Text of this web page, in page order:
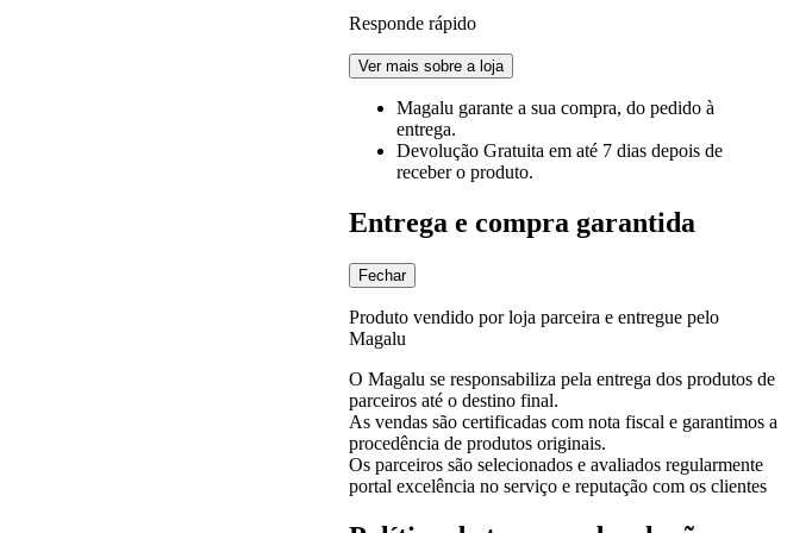
Responde rápido
Ver mais sobre a loja
Magalu garante a sua compra, do pedido à
entrega.
Devolução Gratuita em até 7 dias depois de
receber o produto.
Entrega e compra garantida
Fechar
Produto vendido por loja parceira e entregue pelo
Magalu
O Magalu se responsabiliza pela entrega dos produtos de
parceiros até o destino final.
As vendas são certificadas com nota fiscal e garantimos a
procedência de produtos originais.
Os parceiros são selecionados e avaliados regularmente
portal excelência no serviço e reputação com os clientes